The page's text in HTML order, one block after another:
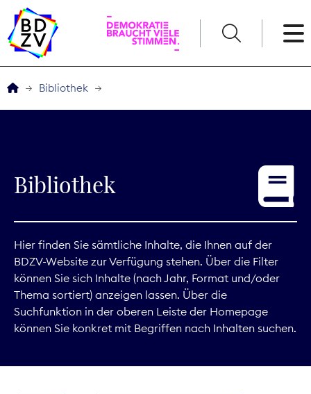
Service
Digitales
Kommunikation
Marktdaten
Bibliothek
Bibliothek
Hier finden Sie sämtliche Inhalte, die Ihnen auf der
BDZV-Website zur Verfügung stehen. Über die Filter
können Sie sich Inhalte (nach Jahr, Format und/oder
Thema sortiert) anzeigen lassen. Über die
Suchfunktion in der oberen Leiste der Homepage
können Sie konkret mit Begriffen nach Inhalten suchen.